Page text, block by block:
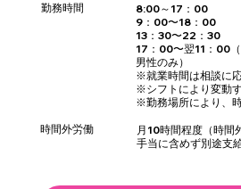
勤務時間
8:00～17：00
9：00〜18：00
13：30〜22：30
17：00〜翌11：00
男性のみ）
※就業時間は相談に応
※シフトにより変動
※勤務場所により、
時間外労働
月10時間程度（時間
手当に含めず別途支給